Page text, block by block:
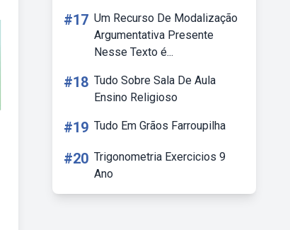
#17 Um Recurso De Modalização
Argumentativa Presente
Nesse Texto é...
#18 Tudo Sobre Sala De Aula
Ensino Religioso
#19 Tudo Em Grãos Farroupilha
#20 Trigonometria Exercicios 9
Ano